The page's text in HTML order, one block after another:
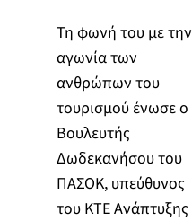
Τη φωνή του με την
αγωνία των
ανθρώπων του
τουρισμού ένωσε ο
Βουλευτής
Δωδεκανήσου του
ΠΑΣΟΚ, υπεύθυνος
του ΚΤΕ Ανάπτυξης